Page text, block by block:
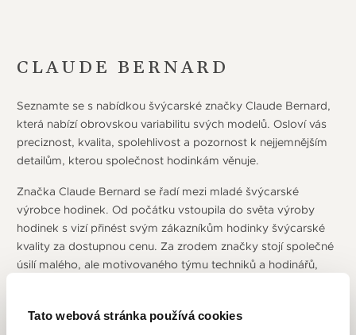
Tato webová stránka používá cookies
CLAUDE BERNARD
Seznamte se s nabídkou švýcarské značky Claude Bernard,
která nabízí obrovskou variabilitu svých modelů. Osloví vás
preciznost, kvalita, spolehlivost a pozornost k nejjemnějším
detailům, kterou společnost hodinkám věnuje.
Značka Claude Bernard se řadí mezi mladé švýcarské
výrobce hodinek. Od počátku vstoupila do světa výroby
hodinek s vizí přinést svým zákazníkům hodinky švýcarské
kvality za dostupnou cenu. Za zrodem značky stojí společné
úsilí malého, ale motivovaného týmu techniků a hodinářů,
ceny. Pro značku je velice důležitá variabilita modelů.